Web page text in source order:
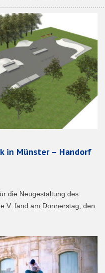
in Münster – Handorf
die Neugestaltung des
fand am Donnerstag, den